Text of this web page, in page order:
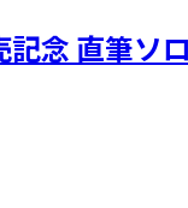
念 直筆ソ